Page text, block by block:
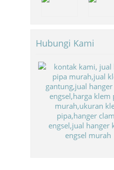
Hubungi Kami